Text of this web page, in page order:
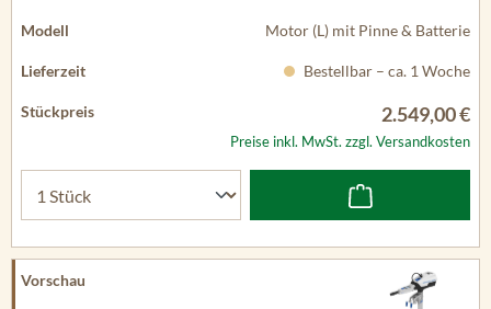
Motor (L) mit Pinne & Batterie
Bestellbar – ca. 1 Woche
2.549,00 €
Preise inkl. MwSt. zzgl. Versandkosten